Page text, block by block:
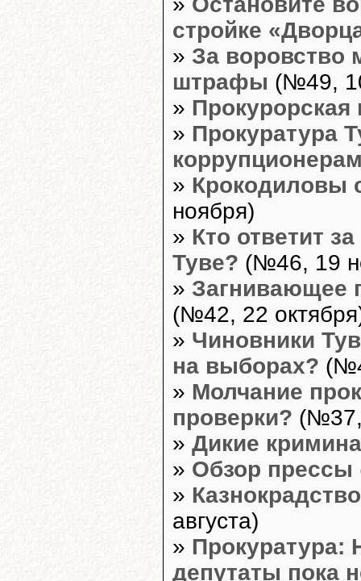
стройке
» За воровство
штрафы (№49,
» Прокурорская
» Прокуратура
» Крокодиловы
ноября)
» Кто ответит
Туве? (№46, 19
» Загнивающее
(№42, 22
» Чиновники
на выборах?
» Молчание
проверки? (№37,
» Дикие
» Обзор прессы
»
августа)
» Прокуратура:
депутаты пока